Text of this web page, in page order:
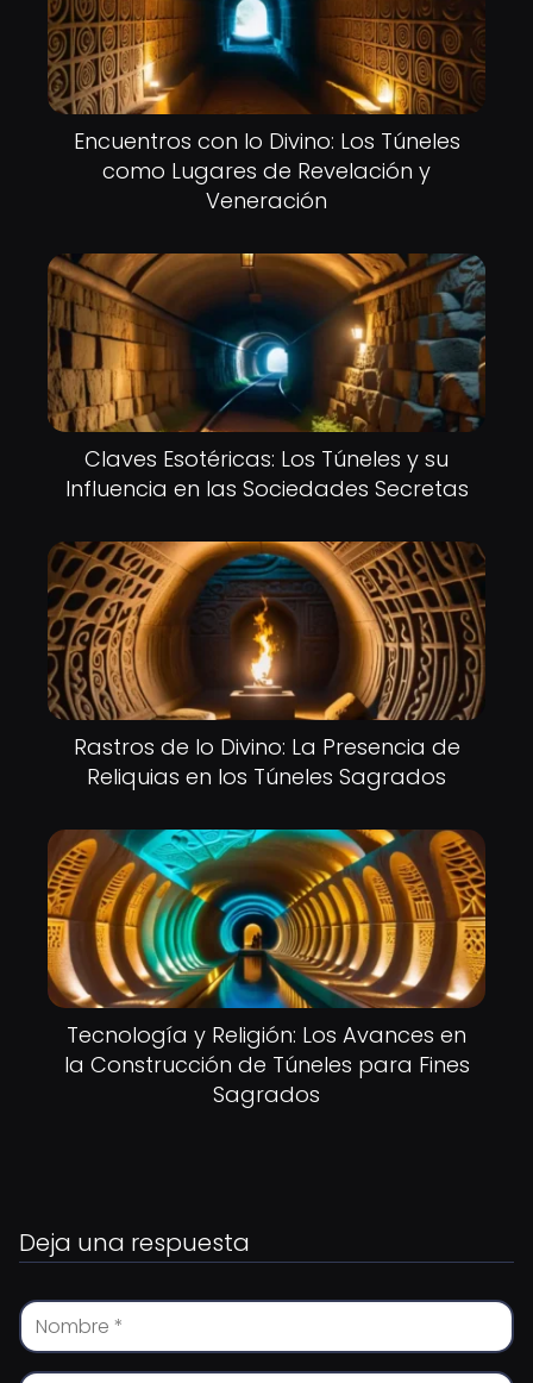
Encuentros con lo Divino: Los Túneles
como Lugares de Revelación y
Veneración
Claves Esotéricas: Los Túneles y su
Influencia en las Sociedades Secretas
Rastros de lo Divino: La Presencia de
Reliquias en los Túneles Sagrados
Tecnología y Religión: Los Avances en
la Construcción de Túneles para Fines
Sagrados
Deja una respuesta